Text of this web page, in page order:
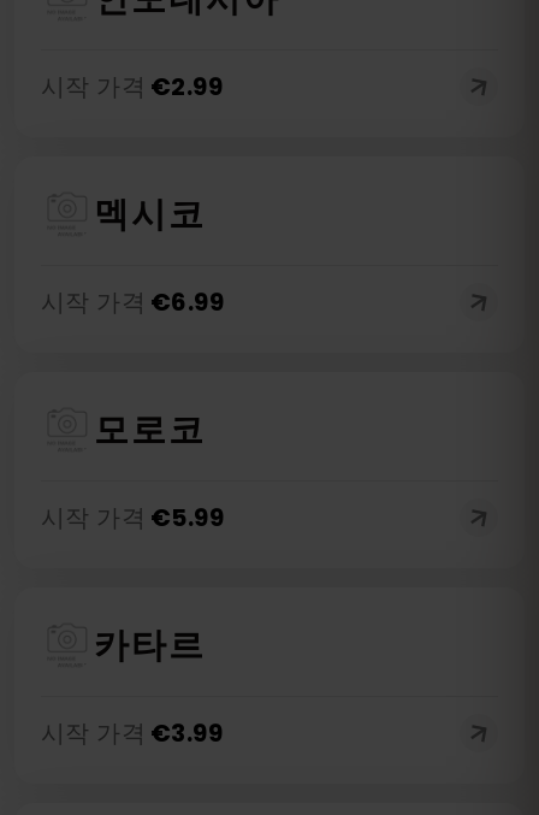
시작 가격 €2.99
멕시코
시작 가격 €6.99
모로코
시작 가격 €5.99
카타르
시작 가격 €3.99